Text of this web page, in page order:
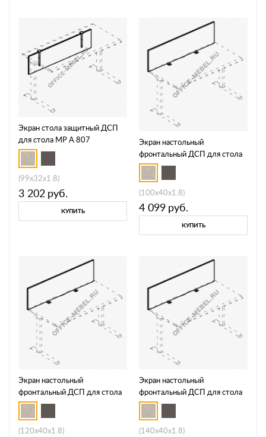
Экран стола защитный ДСП
для стола МР А 807
(99x32x1.8)
3 202 руб.
КУПИТЬ
Экран настольный
фронтальный ДСП для стола
МР А 812
(100x40x1.8)
4 099 руб.
КУПИТЬ
Экран настольный
фронтальный ДСП для стола
МР А 813
(120x40x1.8)
Экран настольный
фронтальный ДСП для стола
МР А 814
(140x40x1.8)